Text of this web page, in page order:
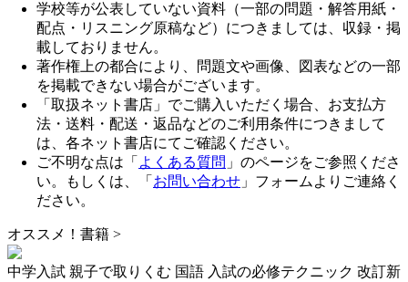
学校等が公表していない資料（一部の問題・解答用紙・
配点・リスニング原稿など）につきましては、収録・掲
載しておりません。
著作権上の都合により、問題文や画像、図表などの一部
を掲載できない場合がございます。
「取扱ネット書店」でご購入いただく場合、お支払方
法・送料・配送・返品などのご利用条件につきまして
は、各ネット書店にてご確認ください。
ご不明な点は「 よくある質問 」のページをご参照くださ
い。もしくは、「 お問い合わせ 」フォームよりご連絡く
ださい。
オススメ！書籍 >
中学入試 親子で取りくむ 国語 入試の必修テクニック 改訂新